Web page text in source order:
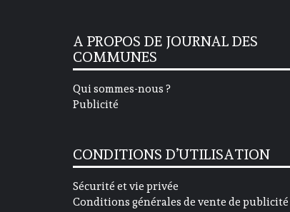
A PROPOS DE JOURNAL DES
COMMUNES
Qui sommes-nous ?
Publicité
CONDITIONS D’UTILISATION
Sécurité et vie privée
Conditions générales de vente de publicité